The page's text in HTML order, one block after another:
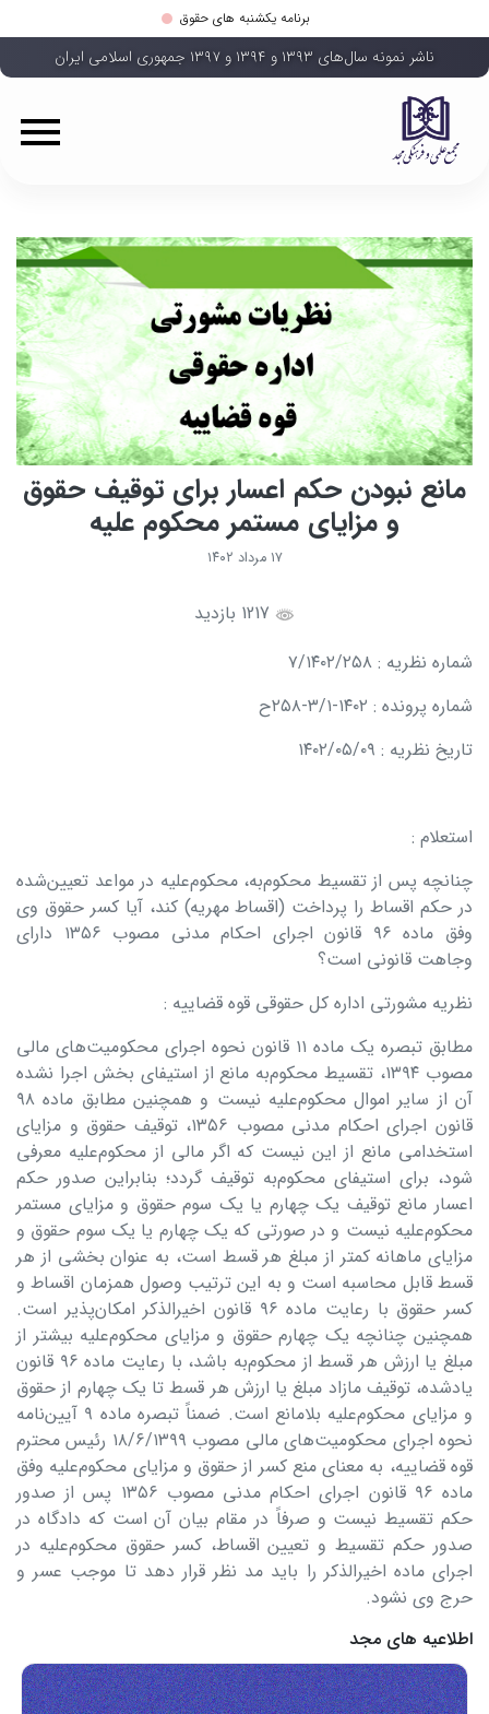
برنامه یکشنبه های حقوق
ناشر نمونه سال‌های ۱۳۹۳ و ۱۳۹۴ و ۱۳۹۷ جمهوری اسلامی ایران
مانع نبودن حکم اعسار برای توقیف حقوق
و مزایای مستمر محکوم علیه
۱۷ مرداد ۱۴۰۲
شماره نظریه : ۷/۱۴۰۲/۲۵۸
شماره پرونده : ۱۴۰۲-۳/۱-۲۵۸ح
تاریخ نظریه : ۱۴۰۲/۰۵/۰۹
استعلام :
چنانچه پس از تقسیط محکوم‌‌به، محکوم‌علیه در مواعد تعیین‌شده
در حکم اقساط را پرداخت (اقساط مهریه) کند، آیا کسر حقوق وی
وفق ماده ۹۶ قانون اجرای احکام مدنی مصوب ۱۳۵۶ دارای
وجاهت قانونی است؟
نظریه مشورتی اداره کل حقوقی قوه قضاییه :
مطابق تبصره یک ماده ۱۱ قانون نحوه اجرای محکومیت‌های مالی
مصوب ۱۳۹۴، تقسیط محکوم‌به مانع از استیفای بخش اجرا نشده
آن از سایر اموال محکوم‌علیه نیست و همچنین مطابق ماده ۹۸
قانون اجرای احکام مدنی مصوب ۱۳۵۶، توقیف حقوق و مزایای
استخدامی مانع از این نیست که اگر مالی از محکوم‌علیه معرفی
شود، برای استیفای محکوم‌به توقیف گردد؛ بنابراین صدور حکم
اعسار مانع توقیف یک چهارم یا یک سوم حقوق و مزایای مستمر
محکوم‌علیه نیست و در صورتی ‌که یک چهارم یا یک سوم حقوق و
مزایای ماهانه کمتر از مبلغ هر قسط است، به عنوان بخشی از هر
قسط قابل محاسبه است و به این ترتیب وصول همزمان اقساط و
کسر حقوق با رعایت ماده ۹۶ قانون اخیرالذکر امکان‌پذیر است.
همچنین چنانچه یک چهارم حقوق و مزایای محکوم‌علیه بیشتر از
مبلغ یا ارزش هر قسط از محکوم‌به باشد، با رعایت ماده ۹۶ قانون
یادشده، توقیف مازاد مبلغ یا ارزش هر قسط تا یک چهارم از حقوق
و مزایای محکوم‌علیه بلامانع است. ضمناً تبصره ماده ۹ آیین‌نامه
نحوه اجرای محکومیت‌های مالی مصوب ۱۸/۶/۱۳۹۹ رئیس محترم
قوه قضاییه، به معنای منع کسر از حقوق و مزایای محکوم‌علیه وفق
ماده ۹۶ قانون اجرای احکام مدنی مصوب ۱۳۵۶ پس از صدور
حکم تقسیط نیست و صرفاً در مقام بیان آن است که دادگاه در
صدور حکم تقسیط و تعیین اقساط، کسر حقوق محکوم‌علیه در
اجرای ماده اخیرالذکر را باید مد نظر قرار دهد تا موجب عسر و
حرج وی نشود.
اطلاعیه های مجد